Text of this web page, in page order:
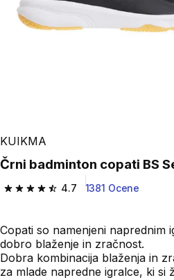
KUIKMA
Črni badminton copati BS
4.7
4.7 od 5 zvezdic from 1381 ocene
1381 Ocene
Copati so namenjeni naprednim
dobro blaženje in zračnost.
Dobra kombinacija blaženja in
za mlade napredne igralce, ki si